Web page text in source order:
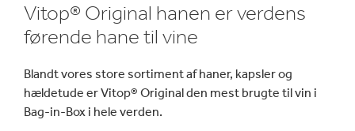
Vitop® Original hanen er verdens
førende hane til vine
Blandt vores store sortiment af haner, kapsler og
hældetude er Vitop® Original den mest brugte til vin i
Bag-in-Box i hele verden.